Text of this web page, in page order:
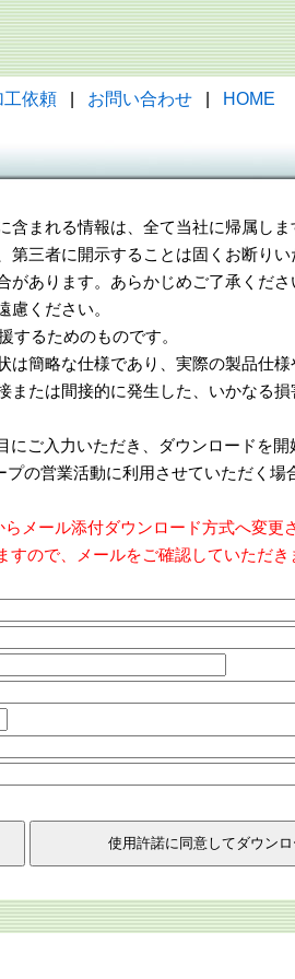
工依頼 お問い合わせ HOME
まれる情報は、全て当社に帰属しま
三者に開示することは固くお断りい
あります。あらかじめご了承くださ
慮ください。
するためのものです。
簡略な仕様であり、実際の製品仕様
たは間接的に発生した、いかなる損
ご入力いただき、ダウンロードを開
の営業活動に利用させていただく場
メール添付ダウンロード方式へ変更
すので、メールをご確認していただき